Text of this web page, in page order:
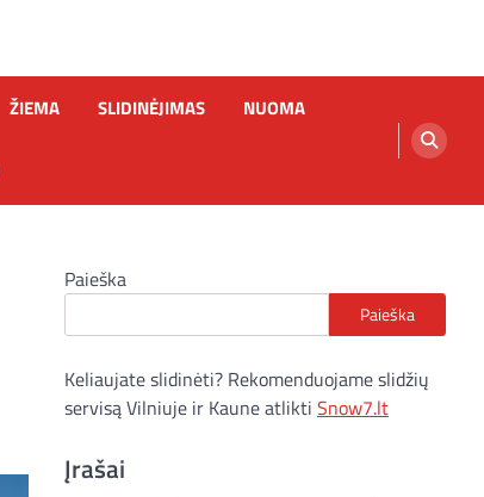
ŽIEMA SLIDINĖJIMAS NUOMA
Paieška
Paieška
Keliaujate slidinėti? Rekomenduojame slidžių
servisą Vilniuje ir Kaune atlikti Snow7.lt
Įrašai